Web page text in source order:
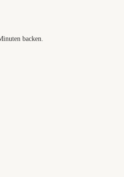
backen.